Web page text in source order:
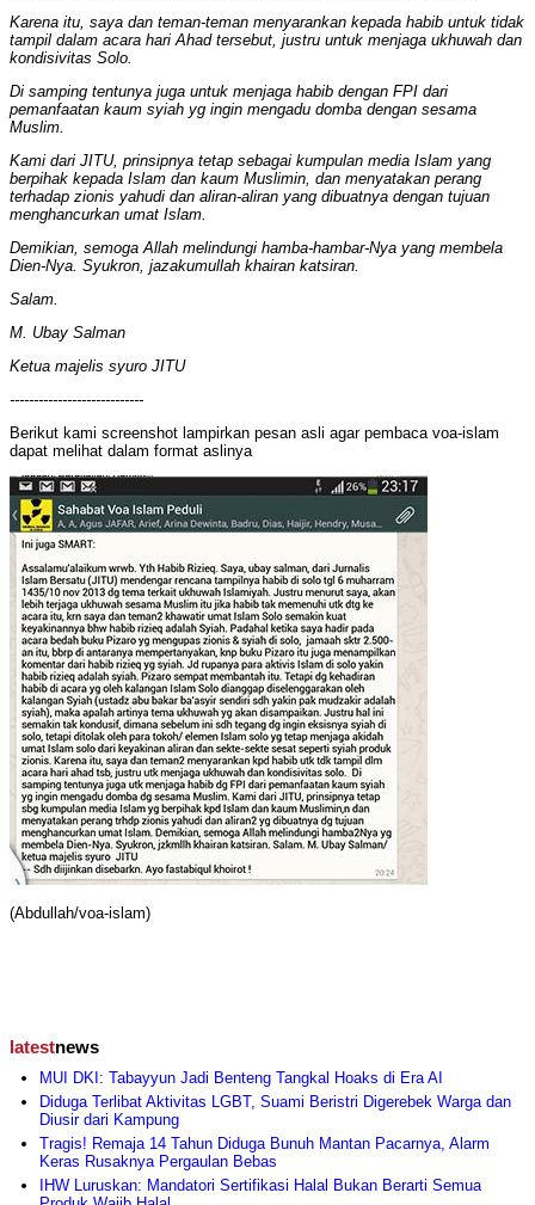
Karena itu, saya dan teman-teman menyarankan kepada habib untuk tidak
tampil dalam acara hari Ahad tersebut, justru untuk menjaga ukhuwah dan
kondisivitas Solo.
Di samping tentunya juga untuk menjaga habib dengan FPI dari
pemanfaatan kaum syiah yg ingin mengadu domba dengan sesama
Muslim.
Kami dari JITU, prinsipnya tetap sebagai kumpulan media Islam yang
berpihak kepada Islam dan kaum Muslimin, dan menyatakan perang
terhadap zionis yahudi dan aliran-aliran yang dibuatnya dengan tujuan
menghancurkan umat Islam.
Demikian, semoga Allah melindungi hamba-hambar-Nya yang membela
Dien-Nya. Syukron, jazakumullah khairan katsiran.
Salam.
M. Ubay Salman
Ketua majelis syuro JITU
----------------------------
Berikut kami screenshot lampirkan pesan asli agar pembaca voa-islam
dapat melihat dalam format aslinya
(Abdullah/voa-islam)
latestnews
MUI DKI: Tabayyun Jadi Benteng Tangkal Hoaks di Era AI
Diduga Terlibat Aktivitas LGBT, Suami Beristri Digerebek Warga dan
Diusir dari Kampung
Tragis! Remaja 14 Tahun Diduga Bunuh Mantan Pacarnya, Alarm
Keras Rusaknya Pergaulan Bebas
IHW Luruskan: Mandatori Sertifikasi Halal Bukan Berarti Semua